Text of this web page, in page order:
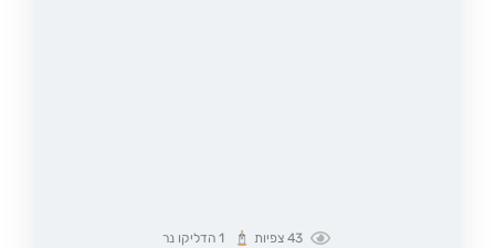
43צפיות 1 הדליקו נר